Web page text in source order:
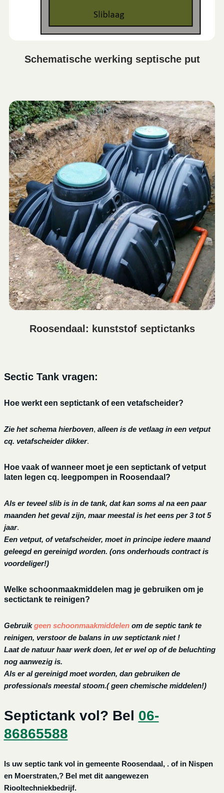
Schematische werking septische put
Roosendaal: kunststof septictanks
Sectic Tank vragen:
Hoe werkt een septictank of een vetafscheider?
Zie het schema hierboven, alleen is de vetlaag in een vetput
cq. vetafscheider dikker.
Hoe vaak of wanneer moet je een septictank of vetput
laten legen cq. leegpompen in Roosendaal?
Als er teveel slib is in de tank, dat kan soms al na een paar
maanden het geval zijn, maar meestal is het eens per 3 tot 5
jaar.
Een vetput, of vetafscheider, moet in principe iedere maand
geleegd en gereinigd worden. (ons onderhouds contract is
voordeliger!)
Welke schoonmaakmiddelen mag je gebruiken om je
sectictank te reinigen?
Gebruikgeen schoonmaakmiddelen om de septic tank te
reinigen, verstoor de balans in uw septictank niet !
Laat de natuur haar werk doen, let er wel op of de beluchting
nog aanwezig is.
Als er al gereinigd moet worden, dan gebruiken de
professionals meestal stoom.( geen chemische middelen!)
Septictank vol? Bel 06-
86865588
Is uw septic tank vol in gemeente Roosendaal, . of in Nispen
en Moerstraten,? Bel met dit aangewezen
Riooltechniekbedrijf.